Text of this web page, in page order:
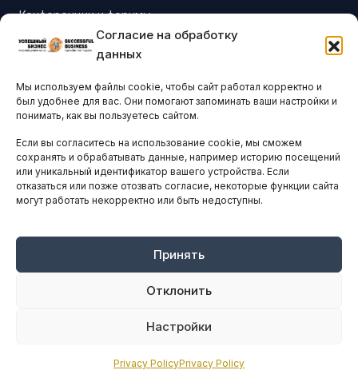
Согласие на обработку
данных
Мы используем файлы cookie, чтобы сайт работал корректно и
был удобнее для вас. Они помогают запоминать ваши настройки и
понимать, как вы пользуетесь сайтом.
Если вы согласитесь на использование cookie, мы сможем
сохранять и обрабатывать данные, например историю посещений
или уникальный идентификатор вашего устройства. Если
отказаться или позже отозвать согласие, некоторые функции сайта
могут работать некорректно или быть недоступны.
Принять
Отклонить
Настройки
Privacy PolicyPrivacy Policy
Конференции и форумы
Бизнес-клубы и ассоциации
Остальные новости
АНАЛИТИКА И СТАТИСТИКА
ARTICLES IN ENGLISH
НАВИГАЦИЯ
Оплата онлайн